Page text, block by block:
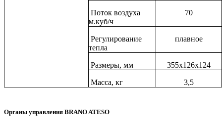
Поток воздуха
м.куб/ч
70
Регулирование
тепла
плавное
Размеры, мм 355х126х124
Масса, кг 3,5
Органы управления BRANO ATESO